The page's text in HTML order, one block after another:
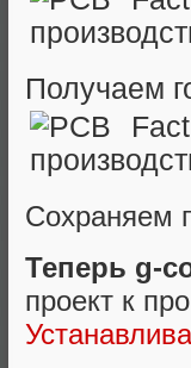
Получаем
Сохраняем
Теперь g-
проект к